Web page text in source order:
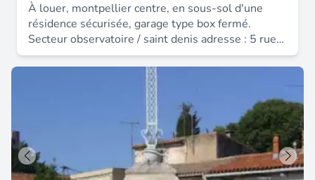
À louer, montpellier centre, en sous-sol d'une
résidence sécurisée, garage type box fermé.
Secteur observatoire / saint denis adresse : 5 rue
castilhon 34000 montpellier disponible
rapidement loyer : 110.00 € * dont provision sur
charges : 5 € par mois (régularisation annuelle)
honoraires charge locataire : 105 € ttc dépôt de
garantie : 105 € les informations sur les risques
auxquels ce bien est exposé sont disponibles sur
le site georisques. Gouv. Fr.